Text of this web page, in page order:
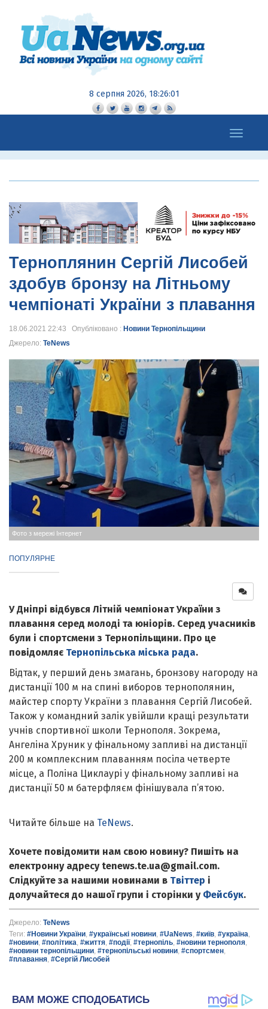
8 серпня 2026, 18:26:03
Toggle
navigation
Терноплянин Сергій Лисобей
здобув бронзу на Літньому
чемпіонаті України з плавання
18.06.2021 22:43 Опубліковано : Новини Тернопільщини
Джерело: TeNews
Фото з мережі Інтернет
ПОПУЛЯРНЕ
У Дніпрі відбувся Літній чемпіонат України з
плавання серед молоді та юніорів. Серед учасників
були і спортсмени з Тернопільщини. Про це
повідомляє Тернопільська міська рада.
Відтак, у перший день змагань, бронзову нагороду на
дистанції 100 м на спині виборов тернополянин,
майстер спорту України з плавання Сергій Лисобей.
Також у командний залік увійшли кращі результати
учнів спортивної школи Тернополя. Зокрема,
Ангеліна Хруник у фінальному запливі на дистанції
200 м комплексним плаванням посіла четверте
місце, а Поліна Циклаурі у фінальному запливі на
дистанції 50 м батерфляєм фінішувала п’ятою.
Читайте більше на TeNews.
Хочете повідомити нам свою новину? Пишіть на
електронну адресу tenews.te.ua@gmail.com.
Слідкуйте за нашими новинами в Твіттер і
долучайтеся до нашої групи і сторінки у Фейсбук.
Джерело: TeNews
Теги: #Новини України, #українські новини, #UaNews, #київ, #україна,
#новини, #політика, #життя, #події, #тернопіль, #новини тернополя,
#новини тернопільщини, #тернопільські новини, #спортсмен,
#плавання, #Сергій Лисобей